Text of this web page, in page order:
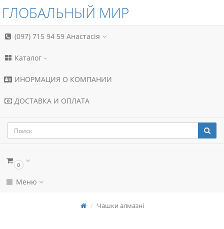
ГЛОБАЛЬНЫЙ МИР
(097) 715 94 59 Анастасія
Каталог
ИНОРМАЦИЯ О КОМПАНИИ
ДОСТАВКА И ОПЛАТА
0
Меню
Чашки алмазні